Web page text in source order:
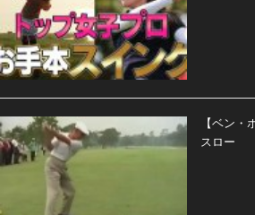
【ベン
スロー